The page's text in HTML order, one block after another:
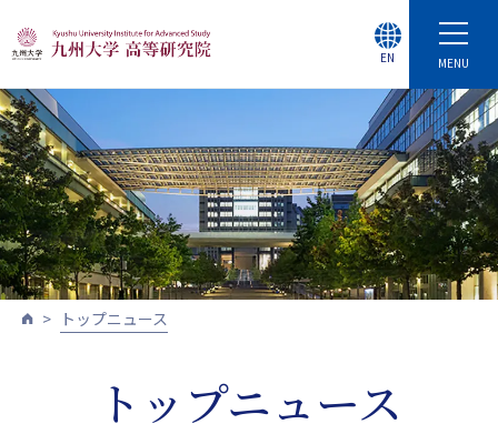
MENU
EN
トップニュース
トップニュース